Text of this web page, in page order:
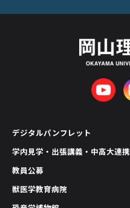
デジタルパンフレット
学内見学・出張講義・中高大連携
教員公募
獣医学教育病院